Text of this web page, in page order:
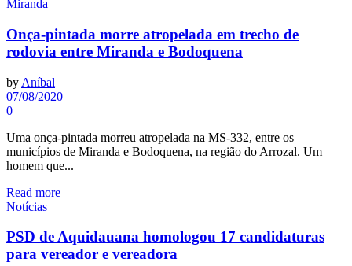
Miranda
Onça-pintada morre atropelada em trecho de
rodovia entre Miranda e Bodoquena
by Aníbal
07/08/2020
0
Uma onça-pintada morreu atropelada na MS-332, entre os
municípios de Miranda e Bodoquena, na região do Arrozal. Um
homem que...
Read more
Notícias
PSD de Aquidauana homologou 17 candidaturas
para vereador e vereadora